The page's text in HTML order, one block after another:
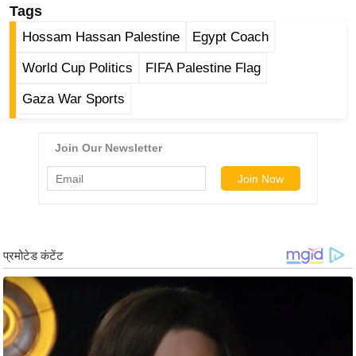
ख्सि
त
यं
ग
ग
त
ऑ
टो
व
Tags
Hossam Hassan Palestine Egypt Coach
World Cup Politics FIFA Palestine Flag
Gaza War Sports